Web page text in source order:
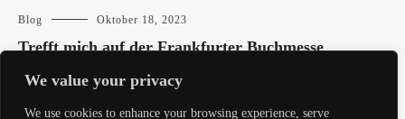
We value your privacy
We use cookies to enhance your browsing experience, serve
Blog Oktober 18, 2023
Trefft mich auf der Frankfurter Buchmesse